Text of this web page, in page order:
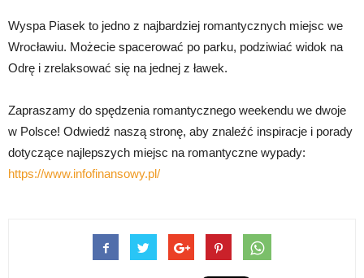
Wyspa Piasek to jedno z najbardziej romantycznych miejsc we
Wrocławiu. Możecie spacerować po parku, podziwiać widok na
Odrę i zrelaksować się na jednej z ławek.
Zapraszamy do spędzenia romantycznego weekendu we dwoje
w Polsce! Odwiedź naszą stronę, aby znaleźć inspiracje i porady
dotyczące najlepszych miejsc na romantyczne wypady:
https://www.infofinansowy.pl/